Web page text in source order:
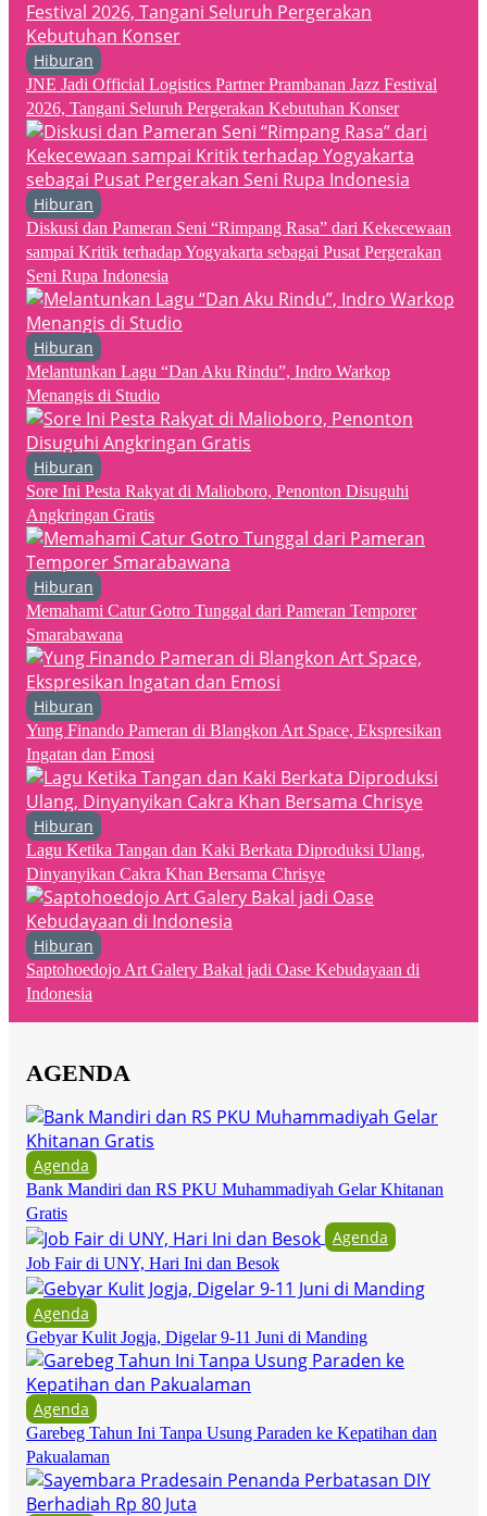
Hiburan
JNE Jadi Official Logistics Partner Prambanan Jazz Festival
2026, Tangani Seluruh Pergerakan Kebutuhan Konser
Hiburan
Diskusi dan Pameran Seni “Rimpang Rasa” dari Kekecewaan
sampai Kritik terhadap Yogyakarta sebagai Pusat Pergerakan
Seni Rupa Indonesia
Hiburan
Melantunkan Lagu “Dan Aku Rindu”, Indro Warkop
Menangis di Studio
Hiburan
Sore Ini Pesta Rakyat di Malioboro, Penonton Disuguhi
Angkringan Gratis
Hiburan
Memahami Catur Gotro Tunggal dari Pameran Temporer
Smarabawana
Hiburan
Yung Finando Pameran di Blangkon Art Space, Ekspresikan
Ingatan dan Emosi
Hiburan
Lagu Ketika Tangan dan Kaki Berkata Diproduksi Ulang,
Dinyanyikan Cakra Khan Bersama Chrisye
Hiburan
Saptohoedojo Art Galery Bakal jadi Oase Kebudayaan di
Indonesia
AGENDA
Agenda
Bank Mandiri dan RS PKU Muhammadiyah Gelar Khitanan
Gratis
Agenda
Job Fair di UNY, Hari Ini dan Besok
Agenda
Gebyar Kulit Jogja, Digelar 9-11 Juni di Manding
Agenda
Garebeg Tahun Ini Tanpa Usung Paraden ke Kepatihan dan
Pakualaman